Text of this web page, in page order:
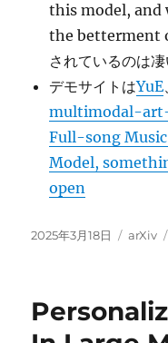
this model, and
the betterment
されているのは凄
デモサイトはYuE
multimodal-art-
Full-song
Model,
open
投
2025年3月18日
カ
ー
arXiv